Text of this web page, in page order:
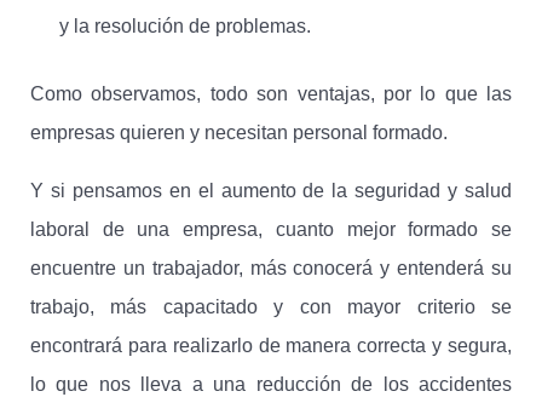
y la resolución de problemas.
Como observamos, todo son ventajas, por lo que las
empresas quieren y necesitan personal formado.
Y si pensamos en el aumento de la seguridad y salud
laboral de una empresa, cuanto mejor formado se
encuentre un trabajador, más conocerá y entenderá su
trabajo, más capacitado y con mayor criterio se
encontrará para realizarlo de manera correcta y segura,
lo que nos lleva a una reducción de los accidentes